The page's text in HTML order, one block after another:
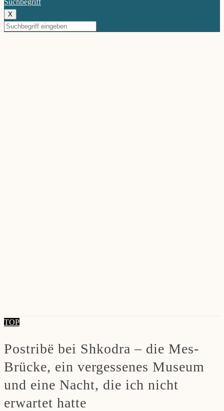
Suchbegriff
X
TOP
Postribë bei Shkodra – die Mes-
Brücke, ein vergessenes Museum
und eine Nacht, die ich nicht
erwartet hatte